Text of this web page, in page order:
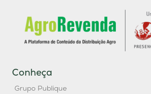
Conheça
Grupo Publique